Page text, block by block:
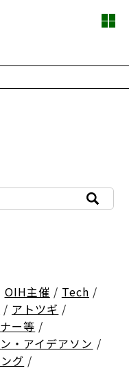
OIH主催 / Tech /
/ アトツギ /
ー等 /
・アイデアソン /
グ /